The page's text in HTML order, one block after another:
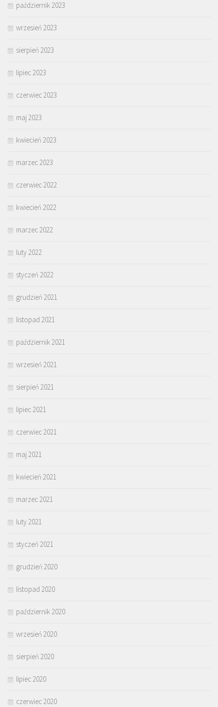
październik 2023
wrzesień 2023
sierpień 2023
lipiec 2023
czerwiec 2023
maj 2023
kwiecień 2023
marzec 2023
czerwiec 2022
kwiecień 2022
marzec 2022
luty 2022
styczeń 2022
grudzień 2021
listopad 2021
październik 2021
wrzesień 2021
sierpień 2021
lipiec 2021
czerwiec 2021
maj 2021
kwiecień 2021
marzec 2021
luty 2021
styczeń 2021
grudzień 2020
listopad 2020
październik 2020
wrzesień 2020
sierpień 2020
lipiec 2020
czerwiec 2020